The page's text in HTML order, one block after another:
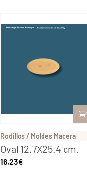
Rodillos / Moldes Madera
Oval 12.7X25.4 cm.
16,23€